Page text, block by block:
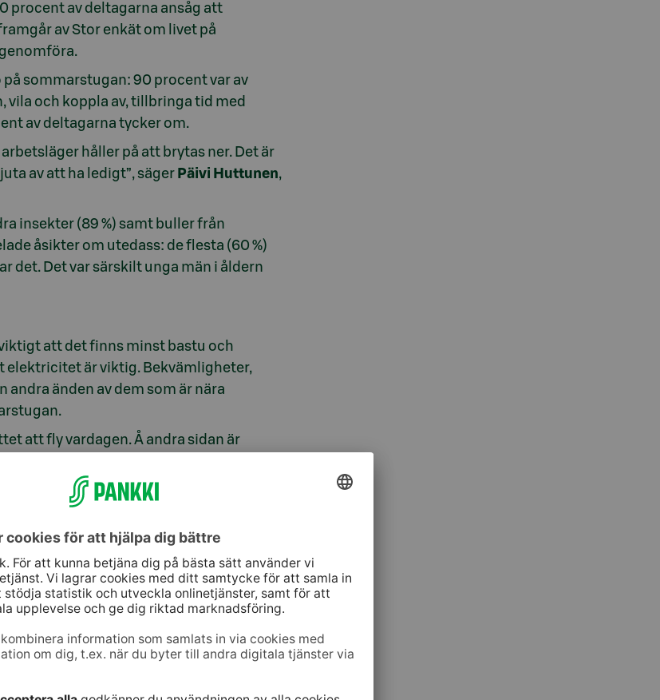
procent av deltagarna ansåg att
av Stor enkät om livet på
sommarstugan: 90 procent var av
vila och koppla av, tillbringa tid med
av deltagarna tycker om.
håller på att brytas ner. Det är
av att ha ledigt”, säger Päivi Huttunen,
insekter (89 %) samt buller från
åsikter om utedass: de flesta (60 %)
det. Det var särskilt unga män i åldern
att det finns minst bastu och
elektricitet är viktig. Bekvämligheter,
andra änden av dem som är nära
att fly vardagen. Å andra sidan är
andra bostäder.”
längtan efter egen frid: 50 procent
släktingars eller bekantas besök på
grannar (59 %).
så långt borta att resorna blir för långa,
också fram i frågan om ägande av
med sin partner.
Enkätresultaten visar dock att det